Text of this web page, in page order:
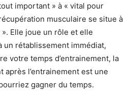
important » à « vital pour
musculaire se situe à
Elle joue un rôle et elle
rétablissement immédiat,
votre temps d’entrainement, la
après l’entrainement est une
gagner du temps.